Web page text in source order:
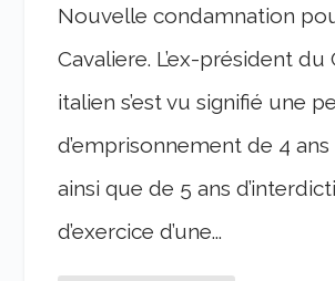
Nouvelle condamnation
Cavaliere. L’ex-président du
italien s’est vu signifié une
d’emprisonnement de 4
ainsi que de 5 ans
d’exercice d’une...